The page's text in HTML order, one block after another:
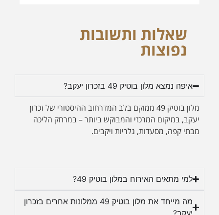
מבתי קפה, מסעדות, גלריות ויקבים.
למי מתאים האירוח במלון בוטיק 49?
מה מייחד את מלון בוטיק 49 ממלונות אחרים בזכרון
יעקב?
האם יש במלון חדרים מפנקים עם ג’קוזי או סוויטות
איך מזמינים חופשה במלון בוטיק 49?